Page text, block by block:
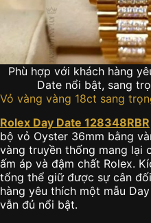
Phù hợp với khách hàng
Date nổi bật, sang
Vỏ vàng vàng 18ct sang
Rolex Day Date 128348RBR
bộ vỏ Oyster 36mm bằng
vàng truyền thống mang lại
ấm áp và đậm chất Rolex.
tổng thể giữ được sự cân
hàng yêu thích một mẫu
vẫn đủ nổi bật.